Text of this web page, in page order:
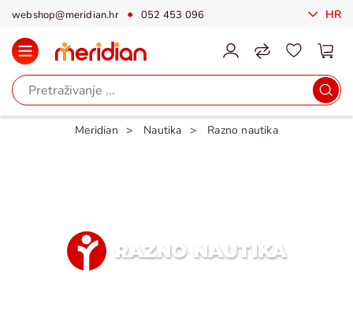
webshop@meridian.hr 052 453 096 HR
Meridian Nautika Razno nautika
RAZNO NAUTIKA